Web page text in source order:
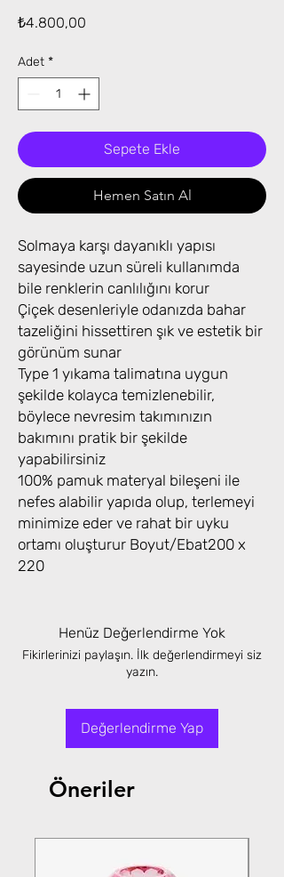
₺4.800,00
Adet *
Sepete Ekle
Hemen Satın Al
Solmaya karşı dayanıklı yapısı
sayesinde uzun süreli kullanımda
bile renklerin canlılığını korur
Çiçek desenleriyle odanızda bahar
tazeliğini hissettiren şık ve estetik bir
görünüm sunar
Type 1 yıkama talimatına uygun
şekilde kolayca temizlenebilir,
böylece nevresim takımınızın
bakımını pratik bir şekilde
yapabilirsiniz
100% pamuk materyal bileşeni ile
nefes alabilir yapıda olup, terlemeyi
minimize eder ve rahat bir uyku
ortamı oluşturur Boyut/Ebat200 x
220
Henüz Değerlendirme Yok
Fikirlerinizi paylaşın. İlk değerlendirmeyi siz
yazın.
Değerlendirme Yap
Öneriler